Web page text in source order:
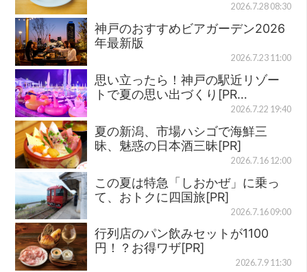
2026.7.28 08:30
神戸のおすすめビアガーデン2026
年最新版
2026.7.23 11:00
思い立ったら！神戸の駅近リゾー
トで夏の思い出づくり[PR…
2026.7.22 19:40
夏の新潟、市場ハシゴで海鮮三
昧、魅惑の日本酒三昧[PR]
2026.7.16 12:00
この夏は特急「しおかぜ」に乗っ
て、おトクに四国旅[PR]
2026.7.16 09:00
行列店のパン飲みセットが1100
円！？お得ワザ[PR]
2026.7.9 11:30